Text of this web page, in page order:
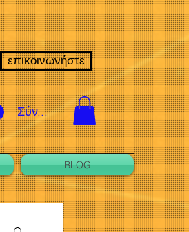
επικοινωνήστε
Σύνδεση
BLOG